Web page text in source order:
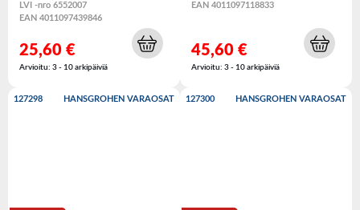
LVI -nro 6552007
EAN 4011097439846
25,60 €
Arvioitu: 3 - 10 arkipäiviä
EAN 4011097118833
45,60 €
Arvioitu: 3 - 10 arkipäiviä
127298 HANSGROHEN VARAOSAT 127300 HANSGROHEN VARAOSAT